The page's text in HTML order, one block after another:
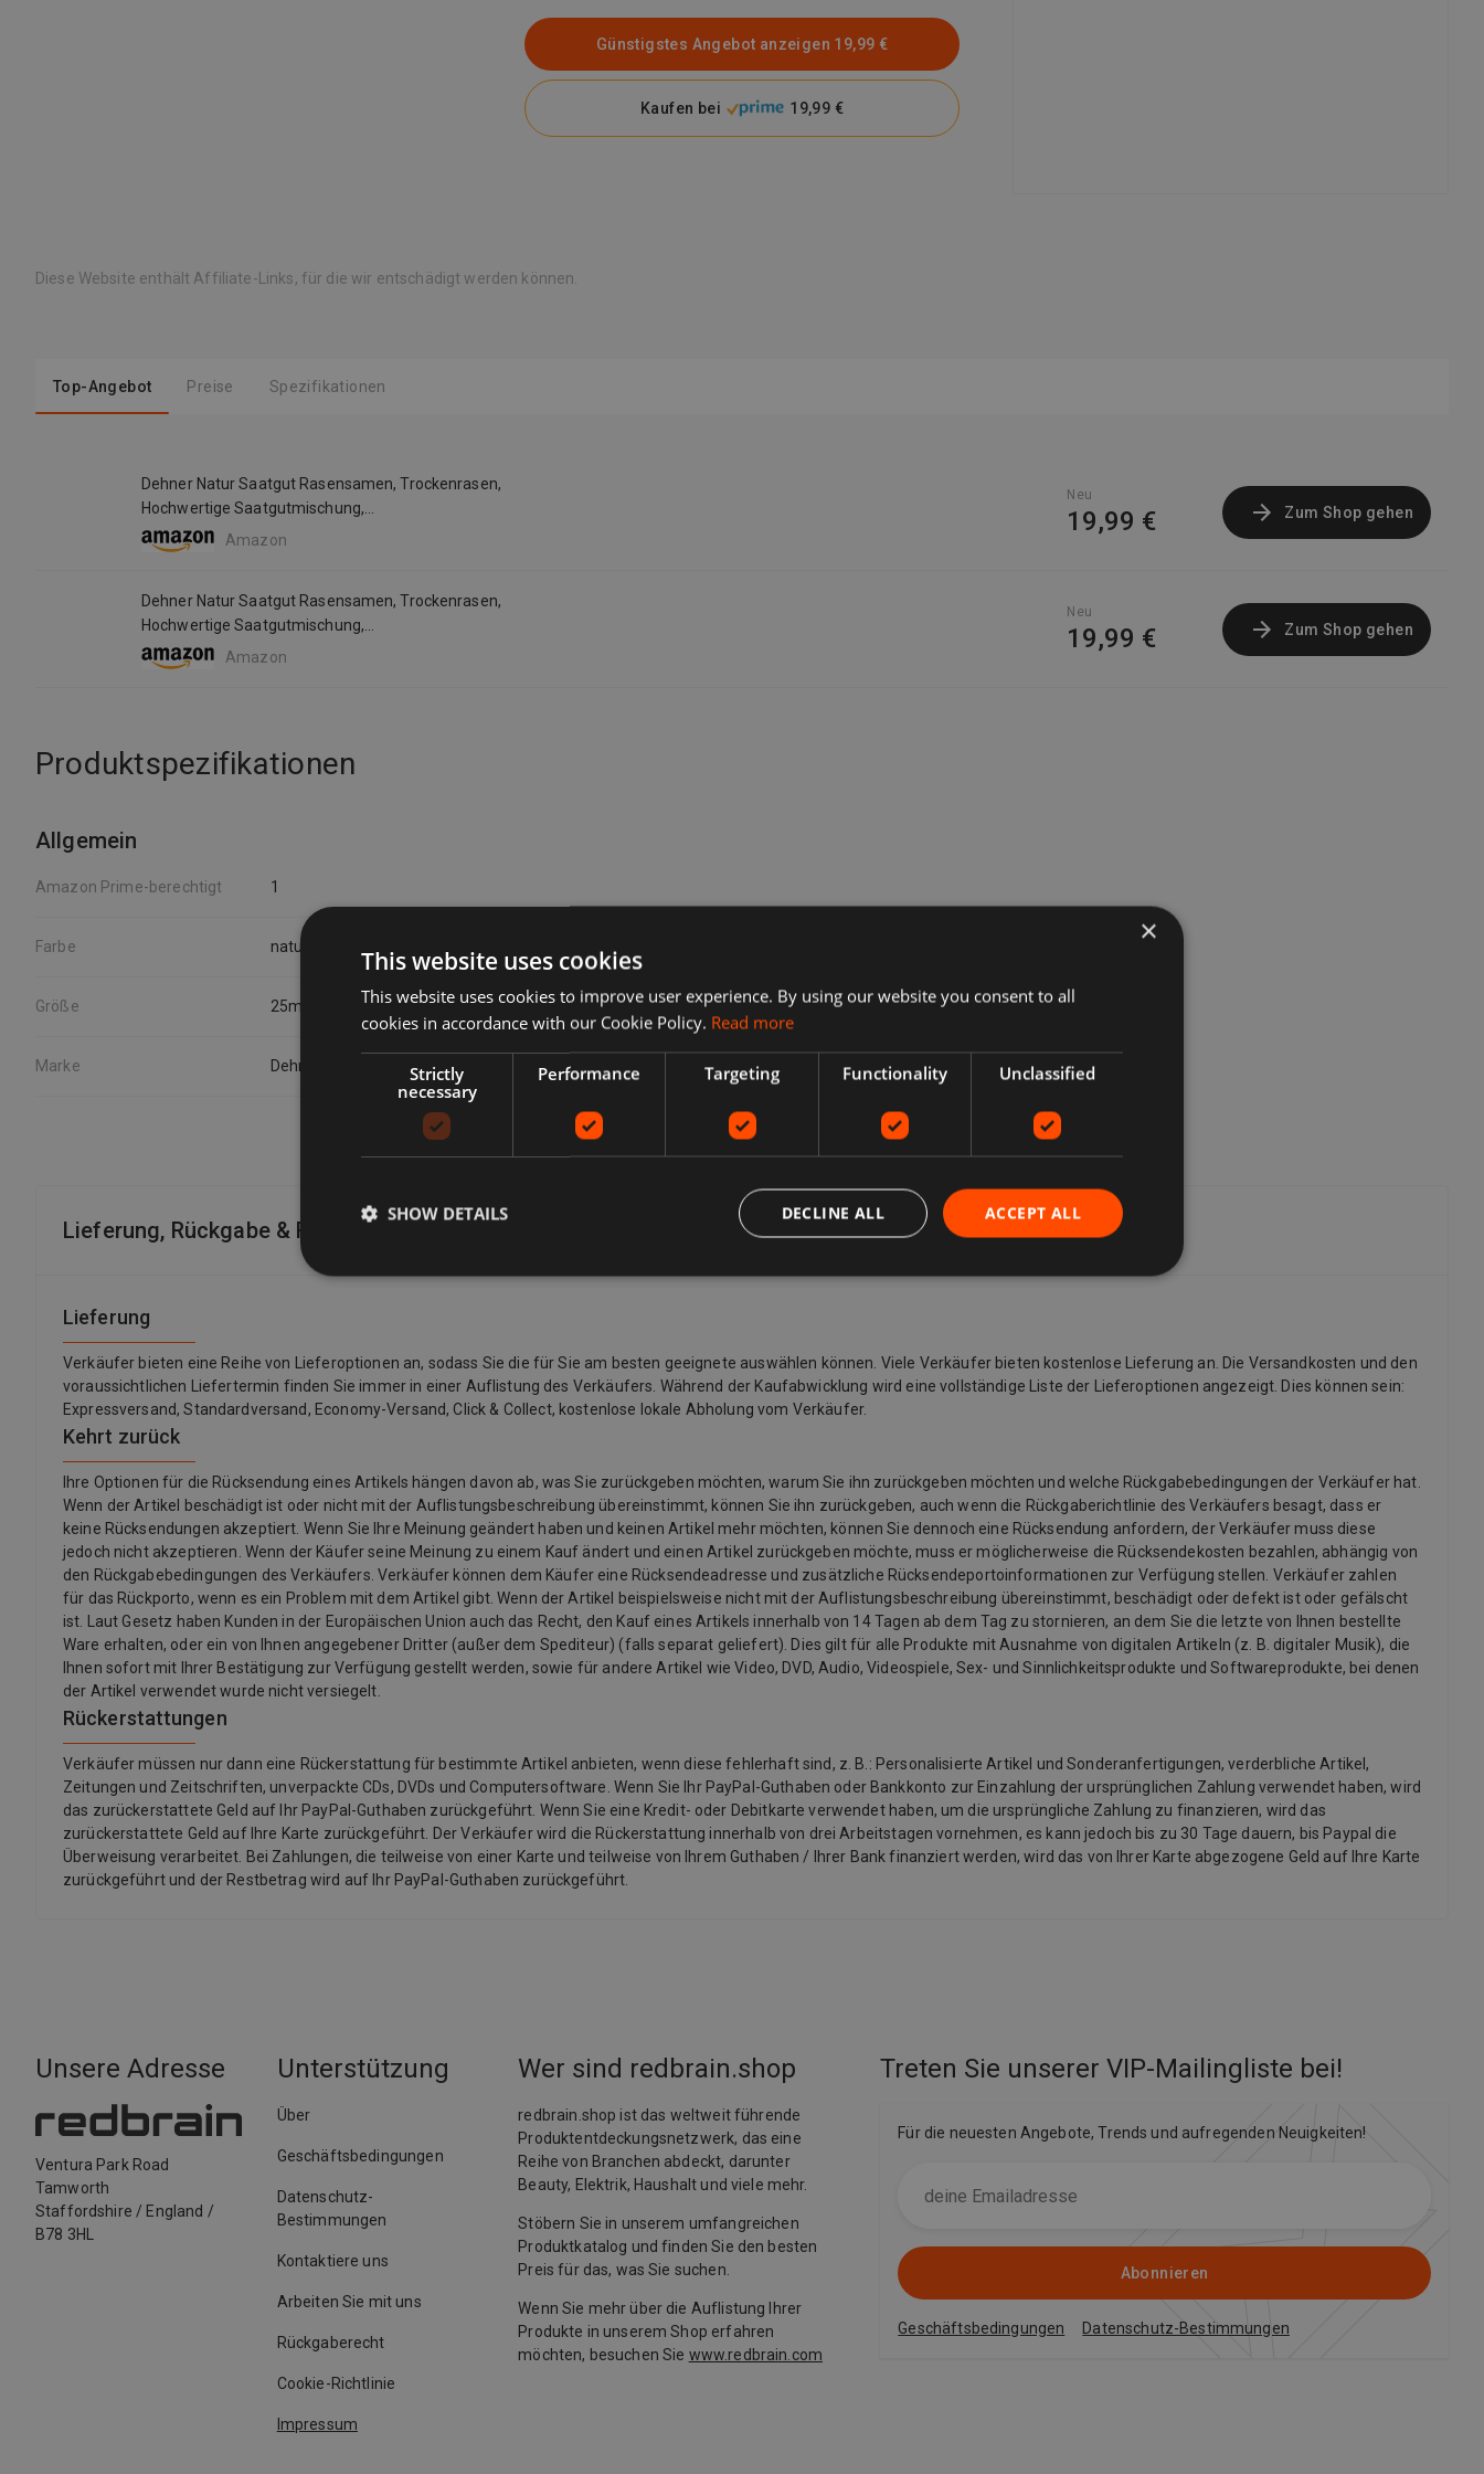
Günstigstes Angebot anzeigen 19,99 €
Kaufen bei 19,99 €
Diese Website enthält Affiliate-Links, für die wir entschädigt werden können.
Top-Angebot Preise Spezifikationen
Dehner Natur Saatgut Rasensamen, Trockenrasen,
Hochwertige Saatgutmischung,
Strapazierfähig/Selbstregenerierend, 750 G, Für Ca. 25 M²,
Amazon
Neu
19,99 € Zum Shop gehen
Dehner Natur Saatgut Rasensamen, Trockenrasen,
Hochwertige Saatgutmischung,
Strapazierfähig/Selbstregenerierend, 750 G, Für Ca. 25 M²,
Amazon
Neu
19,99 € Zum Shop gehen
Produktspezifikationen
Allgemein
Amazon Prime-berechtigt 1
Farbe natur
Größe 25m²
Marke Dehner
Lieferung, Rückgabe & Rückerstattung
Lieferung
Verkäufer bieten eine Reihe von Lieferoptionen an, sodass Sie die für Sie am besten geeignete auswählen können. Viele Verkäufer bieten kostenlose Lieferung an. Die Versandkosten und den
voraussichtlichen Liefertermin finden Sie immer in einer Auflistung des Verkäufers. Während der Kaufabwicklung wird eine vollständige Liste der Lieferoptionen angezeigt. Dies können sein:
Expressversand, Standardversand, Economy-Versand, Click & Collect, kostenlose lokale Abholung vom Verkäufer.
Kehrt zurück
Ihre Optionen für die Rücksendung eines Artikels hängen davon ab, was Sie zurückgeben möchten, warum Sie ihn zurückgeben möchten und welche Rückgabebedingungen der Verkäufer hat.
Wenn der Artikel beschädigt ist oder nicht mit der Auflistungsbeschreibung übereinstimmt, können Sie ihn zurückgeben, auch wenn die Rückgaberichtlinie des Verkäufers besagt, dass er
keine Rücksendungen akzeptiert. Wenn Sie Ihre Meinung geändert haben und keinen Artikel mehr möchten, können Sie dennoch eine Rücksendung anfordern, der Verkäufer muss diese
jedoch nicht akzeptieren. Wenn der Käufer seine Meinung zu einem Kauf ändert und einen Artikel zurückgeben möchte, muss er möglicherweise die Rücksendekosten bezahlen, abhängig von
den Rückgabebedingungen des Verkäufers. Verkäufer können dem Käufer eine Rücksendeadresse und zusätzliche Rücksendeportoinformationen zur Verfügung stellen. Verkäufer zahlen
für das Rückporto, wenn es ein Problem mit dem Artikel gibt. Wenn der Artikel beispielsweise nicht mit der Auflistungsbeschreibung übereinstimmt, beschädigt oder defekt ist oder gefälscht
ist. Laut Gesetz haben Kunden in der Europäischen Union auch das Recht, den Kauf eines Artikels innerhalb von 14 Tagen ab dem Tag zu stornieren, an dem Sie die letzte von Ihnen bestellte
Ware erhalten, oder ein von Ihnen angegebener Dritter (außer dem Spediteur) (falls separat geliefert). Dies gilt für alle Produkte mit Ausnahme von digitalen Artikeln (z. B. digitaler Musik), die
Ihnen sofort mit Ihrer Bestätigung zur Verfügung gestellt werden, sowie für andere Artikel wie Video, DVD, Audio, Videospiele, Sex- und Sinnlichkeitsprodukte und Softwareprodukte, bei denen
der Artikel verwendet wurde nicht versiegelt.
Rückerstattungen
Verkäufer müssen nur dann eine Rückerstattung für bestimmte Artikel anbieten, wenn diese fehlerhaft sind, z. B.: Personalisierte Artikel und Sonderanfertigungen, verderbliche Artikel,
Zeitungen und Zeitschriften, unverpackte CDs, DVDs und Computersoftware. Wenn Sie Ihr PayPal-Guthaben oder Bankkonto zur Einzahlung der ursprünglichen Zahlung verwendet haben, wird
das zurückerstattete Geld auf Ihr PayPal-Guthaben zurückgeführt. Wenn Sie eine Kredit- oder Debitkarte verwendet haben, um die ursprüngliche Zahlung zu finanzieren, wird das
zurückerstattete Geld auf Ihre Karte zurückgeführt. Der Verkäufer wird die Rückerstattung innerhalb von drei Arbeitstagen vornehmen, es kann jedoch bis zu 30 Tage dauern, bis Paypal die
Überweisung verarbeitet. Bei Zahlungen, die teilweise von einer Karte und teilweise von Ihrem Guthaben / Ihrer Bank finanziert werden, wird das von Ihrer Karte abgezogene Geld auf Ihre Karte
zurückgeführt und der Restbetrag wird auf Ihr PayPal-Guthaben zurückgeführt.
Unsere Adresse
Ventura Park Road
Tamworth
Staffordshire / England /
B78 3HL
Unterstützung
Über
Geschäftsbedingungen
Datenschutz-
Bestimmungen
Kontaktiere uns
Arbeiten Sie mit uns
Rückgaberecht
Cookie-Richtlinie
Impressum
Wer sind redbrain.shop
redbrain.shop ist das weltweit führende
Produktentdeckungsnetzwerk, das eine
Reihe von Branchen abdeckt, darunter
Beauty, Elektrik, Haushalt und viele mehr.
Stöbern Sie in unserem umfangreichen
Produktkatalog und finden Sie den besten
Preis für das, was Sie suchen.
Wenn Sie mehr über die Auflistung Ihrer
Produkte in unserem Shop erfahren
möchten, besuchen Sie www.redbrain.com
Treten Sie unserer VIP-Mailingliste bei!
Für die neuesten Angebote, Trends und aufregenden Neuigkeiten!
Abonnieren
Geschäftsbedingungen Datenschutz-Bestimmungen
×
This website uses cookies
This website uses cookies to improve user experience. By using our website you consent to all
cookies in accordance with our Cookie Policy. Read more
Strictly
necessary
Performance Targeting Functionality Unclassified
ACCEPT ALL
DECLINE ALL
SHOW DETAILS